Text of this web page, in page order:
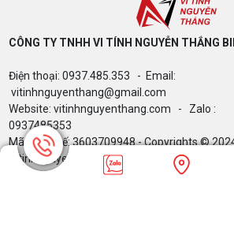
CÔNG TY TNHH VI TÍNH NGUYỄN THẮNG
Điện thoại: 0937.485.353 - Email:
vitinhnguyenthang@gmail.com
Website: vitinhnguyenthang.com - Zalo :
0937485353
Mã Số Thuế: 3603709948 - Copyrights ©
Vitinhnguyenthang.com. All Rights Reserved